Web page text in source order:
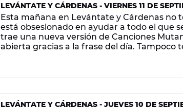
LEVÁNTATE Y CÁRDENAS - VIERNES 11 DE
Esta mañana en Levántate y Cárdenas no
está obsesionado en ayudar a todo el que
trae una nueva versión de Canciones
abierta gracias a la frase del día. Tampoco
LEVÁNTATE Y CÁRDENAS - JUEVES 10 DE